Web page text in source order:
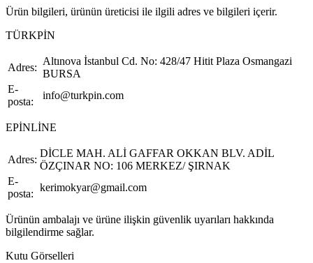
Ürün bilgileri, ürünün üreticisi ile ilgili adres ve bilgileri içerir.
TÜRKPİN
Adres:
Altınova İstanbul Cd. No: 428/47 Hitit Plaza Osmangazi
BURSA
E-
posta:
info@turkpin.com
EPİNLİNE
Adres:
DİCLE MAH. ALİ GAFFAR OKKAN BLV. ADİL
ÖZÇINAR NO: 106 MERKEZ/ ŞIRNAK
E-
posta:
kerimokyar@gmail.com
Ürünün ambalajı ve ürüne ilişkin güvenlik uyarıları hakkında
bilgilendirme sağlar.
Kutu Görselleri